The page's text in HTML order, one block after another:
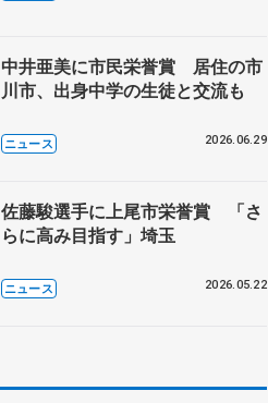
中井亜美に市民栄誉賞 居住の市
川市、出身中学の生徒と交流も
ニュース 2026.06.29
佐藤駿選手に上尾市栄誉賞 「さ
らに高み目指す」埼玉
ニュース 2026.05.22